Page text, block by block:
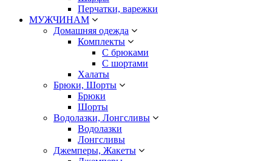
Перчатки, варежки
МУЖЧИНАМ
Домашняя одежда
Комплекты
С брюками
С шортами
Халаты
Брюки, Шорты
Брюки
Шорты
Водолазки, Лонгсливы
Водолазки
Лонгсливы
Джемперы, Жакеты